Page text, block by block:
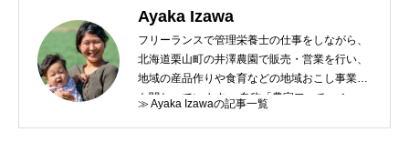
Ayaka Izawa
フリーランスで管理栄養士の仕事をしながら、
北海道栗山町の井澤農園で販売・営業を行い、
地域の産品作りや食育などの地域おこし事業に
も関わっています。 自称「農家フェチ」！
≫ Ayaka Izawaの記事一覧